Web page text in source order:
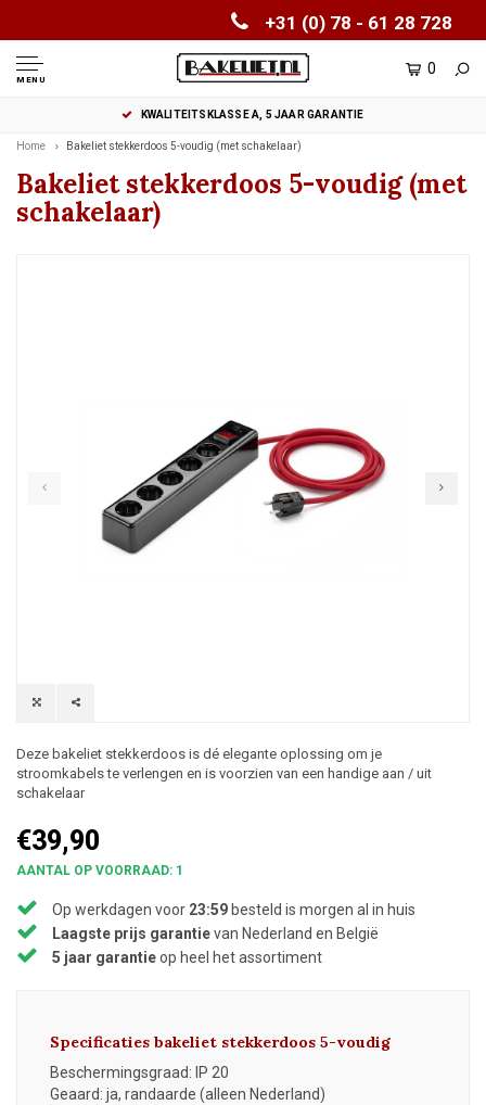
+31 (0) 78 - 61 28 728
MENU
0
KWALITEITSKLASSE A, 5 JAAR GARANTIE
Home Bakeliet stekkerdoos 5-voudig (met schakelaar)
Bakeliet stekkerdoos 5-voudig (met
schakelaar)
Deze bakeliet stekkerdoos is dé elegante oplossing om je
stroomkabels te verlengen en is voorzien van een handige aan / uit
schakelaar
€39,90
AANTAL OP VOORRAAD: 1
Op werkdagen voor 23:59 besteld is morgen al in huis
Laagste prijs garantievan Nederland en België
5 jaar garantieop heel het assortiment
Specificaties bakeliet stekkerdoos 5-voudig
Beschermingsgraad: IP 20
Geaard: ja, randaarde (alleen Nederland)